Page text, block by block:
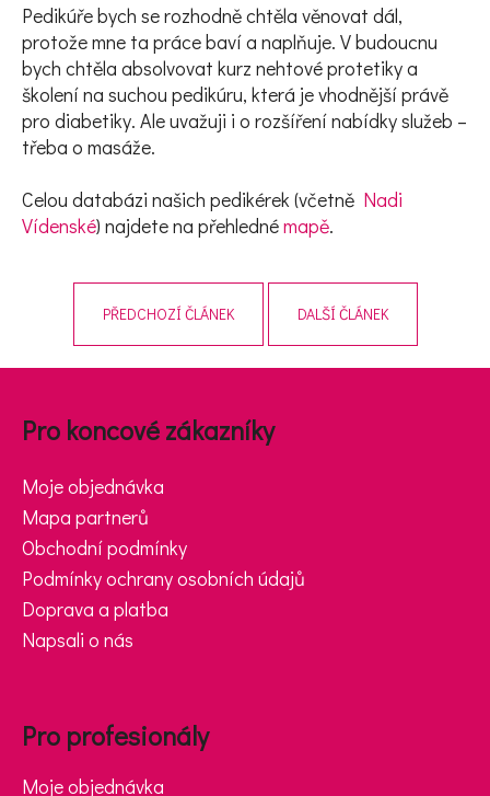
Pedikúře bych se rozhodně chtěla věnovat dál,
protože mne ta práce baví a naplňuje. V budoucnu
bych chtěla absolvovat kurz nehtové protetiky a
školení na suchou pedikúru, která je vhodnější právě
pro diabetiky. Ale uvažuji i o rozšíření nabídky služeb –
třeba o masáže.
Celou databázi našich pedikérek (včetně Nadi
Vídenské) najdete na přehlednémapě.
PŘEDCHOZÍ ČLÁNEK DALŠÍ ČLÁNEK
Pro koncové zákazníky
Moje objednávka
Mapa partnerů
Obchodní podmínky
Podmínky ochrany osobních údajů
Doprava a platba
Napsali o nás
Pro profesionály
Moje objednávka